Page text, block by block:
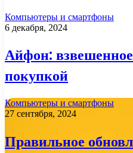
Компьютеры и смартфоны
6 декабря, 2024
Айфон:
покупкой
Компьютеры и смартфоны
27 сентября, 2024
Правильное